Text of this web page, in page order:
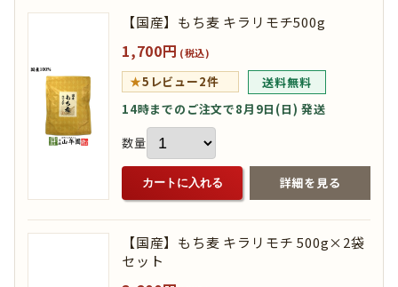
【国産】もち麦 キラリモチ500g
1,700円 (税込)
★5 レビュー2件
送料無料
14時までのご注文で8月9日(日) 発送
数量
カートに入れる 詳細を見る
【国産】もち麦 キラリモチ 500g×2袋
セット